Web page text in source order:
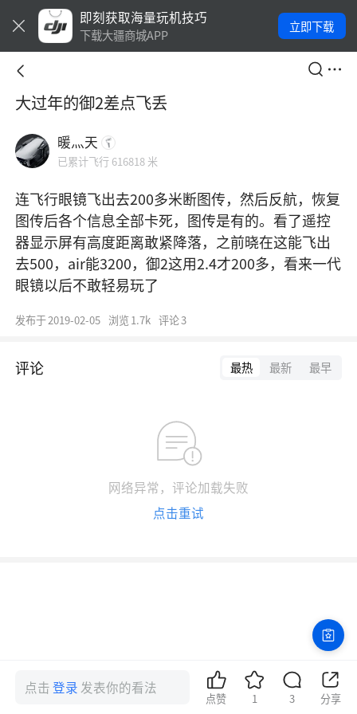
即刻获取海量玩机技巧
下载大疆商城APP
立即下载
大过年的御2差点飞丢
暖灬天
已累计飞行 616818 米
连飞行眼镜飞出去200多米断图传，然后反航，恢复
图传后各个信息全部卡死，图传是有的。看了遥控
器显示屏有高度距离敢紧降落，之前晓在这能飞出
去500，air能3200，御2这用2.4才200多，看来一代
眼镜以后不敢轻易玩了
发布于2019-02-05 浏览 1.7k 评论3
评论 最热 最新 最早
网络异常，评论加载失败
点击重试
点击登录 发表你的看法
点赞 1 3 分享